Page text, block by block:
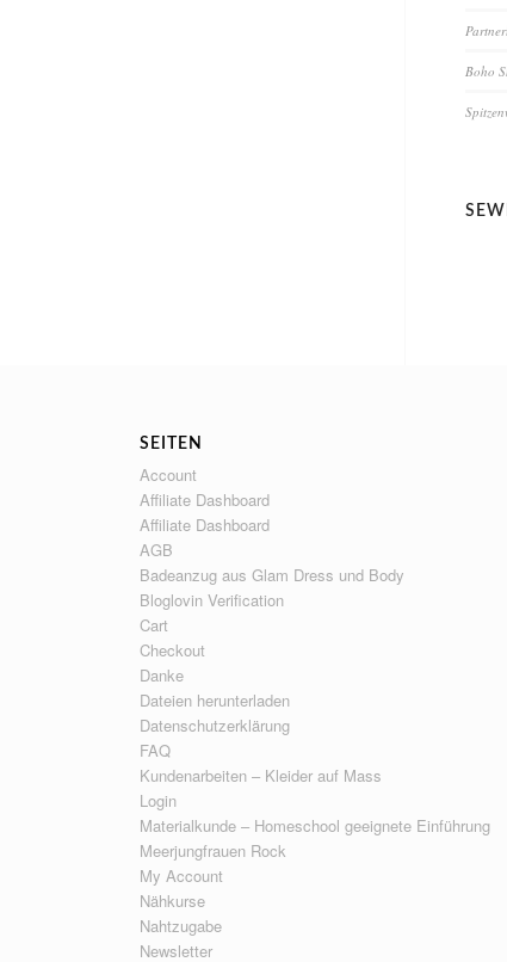
Boho
SEITEN
Account
Affiliate Dashboard
Affiliate Dashboard
AGB
Badeanzug aus Glam Dress und Body
Bloglovin Verification
Cart
Checkout
Danke
Dateien herunterladen
Datenschutzerklärung
FAQ
Kundenarbeiten – Kleider auf Mass
Login
Materialkunde – Homeschool geeignete Einführung
Meerjungfrauen Rock
My Account
Nähkurse
Nahtzugabe
Newsletter